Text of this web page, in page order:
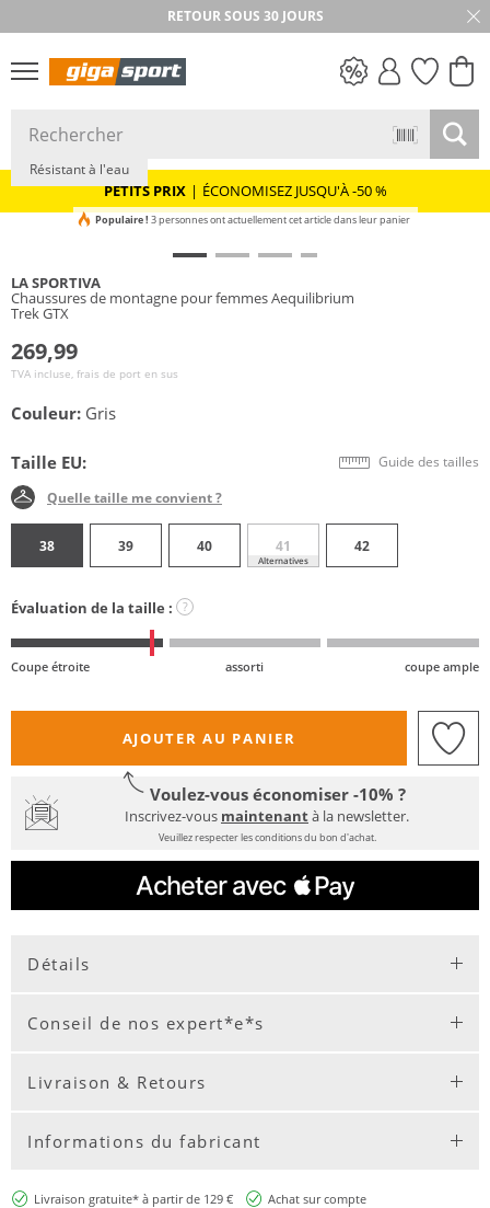
RETOUR SOUS 30 JOURS
PETITS PRIX
PETITS PRIX | ÉCONOMISEZ JUSQU'À -50 %
GORE-TEX
Résistant à l'eau
Populaire ! 3 personnes ont actuellement cet article dans leur panier
LA SPORTIVA
Chaussures de montagne pour femmes Aequilibrium
Trek GTX
269,99
TVA incluse, frais de port en sus
Couleur: Gris
Taille EU: Guide des tailles
Quelle taille me convient ?
38 39 40 41
Alternatives
42
Évaluation de la taille : ?
Coupe étroite assorti coupe ample
AJOUTER AU PANIER
Voulez-vous économiser -10% ?
Inscrivez-vous maintenantà la newsletter.
Veuillez respecter les conditions du bon d'achat.
Détails
Conseil de nos expert*e*s
Livraison & Retours
Informations du fabricant
Livraison gratuite* à partir de 129 €
Achat sur compte